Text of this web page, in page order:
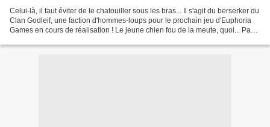
Celui-là, il faut éviter de le chatouiller sous les bras... Il s'agit du berserker du
Clan Godleif, une faction d'hommes-loups pour le prochain jeu d'Euphoria
Games en cours de réalisation ! Le jeune chien fou de la meute, quoi... Pas